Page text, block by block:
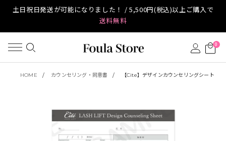
土日祝日発送が可能になりました！ / 5,500円(税込)以上ご購入で
送料無料
0
HOME カウンセリング・同意書 【Cite】デザインカウンセリングシート